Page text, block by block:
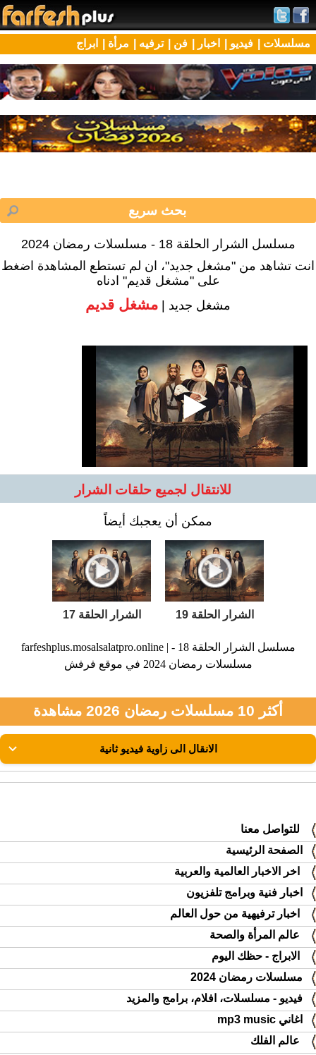
مسلسلات | فيديو | اخبار | فن | ترفيه | مرأة | ابراج
مسلسل الشرار الحلقة 18 - مسلسلات رمضان 2024
انت تشاهد من "مشغل جديد"، ان لم تستطع المشاهدة اضغط
على "مشغل قديم" ادناه
مشغل جديد | مشغل قديم
للانتقال لجميع حلقات الشرار
ممكن أن يعجبك أيضاً
الشرار الحلقة 19 الشرار الحلقة 17
farfeshplus.mosalsalatpro.online | مسلسل الشرار الحلقة 18 -
مسلسلات رمضان 2024 في موقع فرفش
أكثر 10 مسلسلات رمضان 2026 مشاهدة
للتواصل معنا
الصفحة الرئيسية
اخر الاخبار العالمية والعربية
اخبار فنية وبرامج تلفزيون
اخبار ترفيهية من حول العالم
عالم المرأة والصحة
الابراج - حظك اليوم
مسلسلات رمضان 2024
فيديو - مسلسلات، افلام، برامج والمزيد
اغاني mp3 music
عالم الفلك